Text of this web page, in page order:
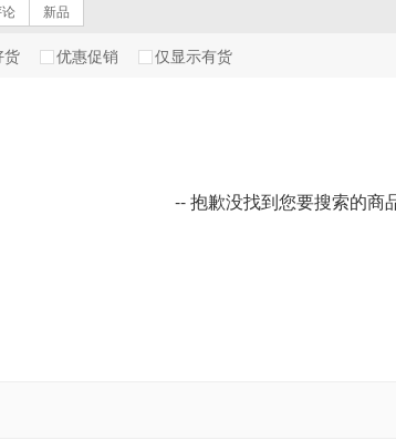
新品
货 优惠促销 仅显示有货
-- 抱歉没找到您要搜索的商